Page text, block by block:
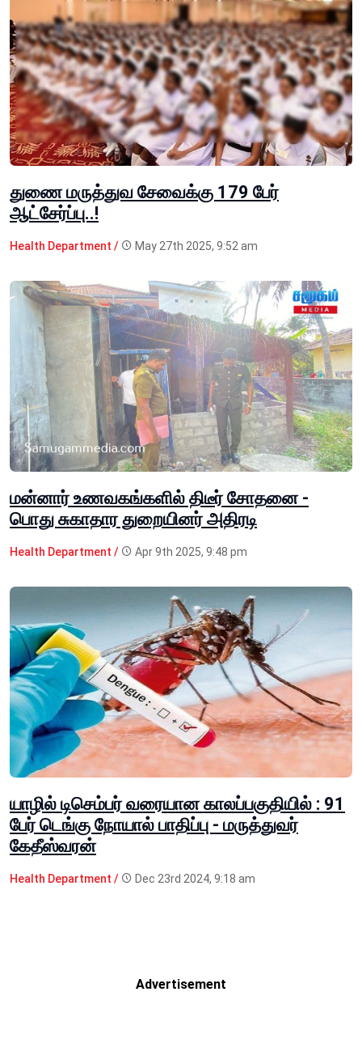
துணை மருத்துவ சேவைக்கு 179 பேர்
ஆட்சேர்ப்பு..!
Health Department / May 27th 2025, 9:52 am
மன்னார் உணவகங்களில் திடீர் சோதனை -
பொது சுகாதார துறையினர் அதிரடி
Health Department / Apr 9th 2025, 9:48 pm
யாழில் டிசெம்பர் வரையான காலப்பகுதியில் : 91
பேர் டெங்கு நோயால் பாதிப்பு - மருத்துவர்
கேதீஸ்வரன்
Health Department / Dec 23rd 2024, 9:18 am
Advertisement